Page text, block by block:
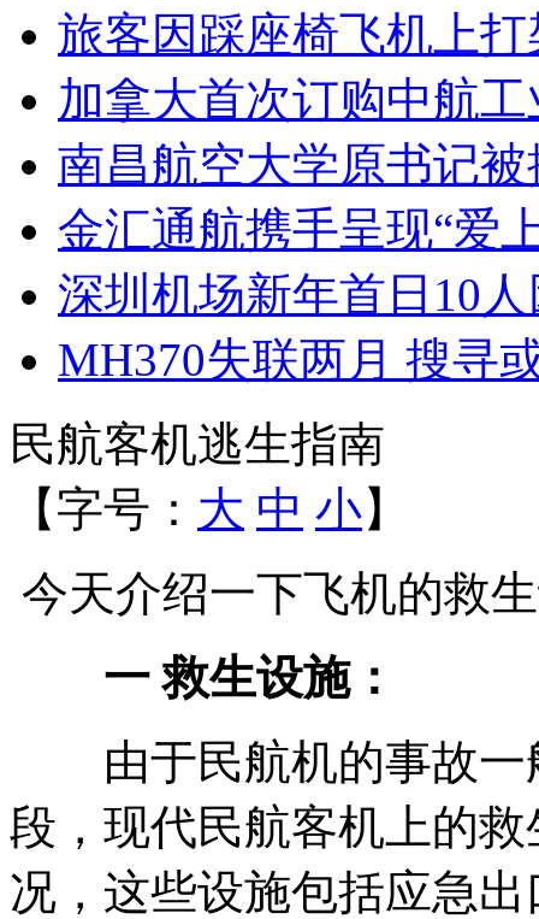
旅客因踩座椅飞机上
加拿大首次订购中航
南昌航空大学原书记被
金汇通航携手呈现“爱
深圳机场新年首日10
MH370失联两月 搜寻
民航客机逃生指南
【字号： 大 中 小】
今天介绍一下飞机的救
一 救生设施：
由于民航机的事故一
段，现代民航客机上的
况，这些设施包括应急